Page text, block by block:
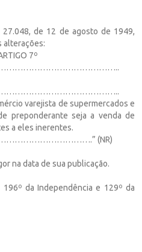
de 12 de agosto de 1949,
alterações:
7º
varejista de supermercados e
preponderante seja a venda de
a eles inerentes.
(NR)
na data de sua publicação.
da Independência e 129º da